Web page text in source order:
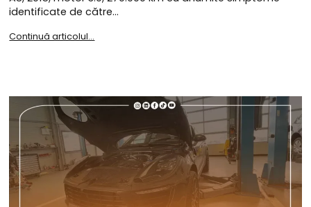
identificate de către…
Continuă articolul...